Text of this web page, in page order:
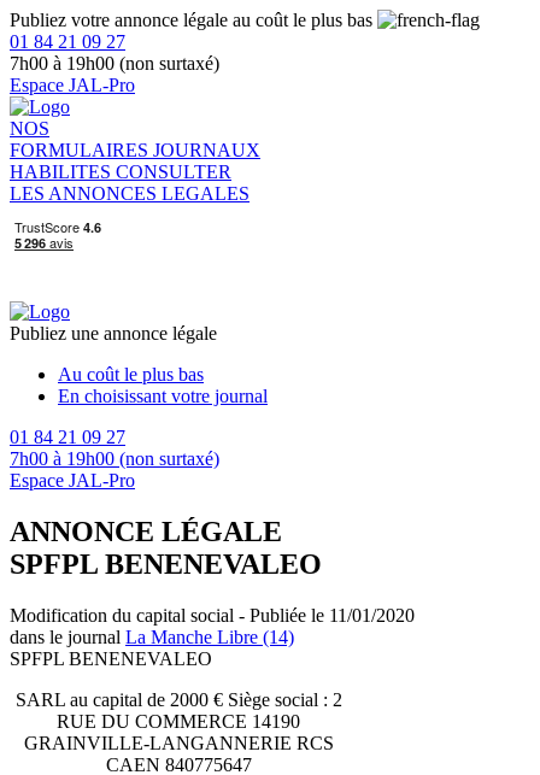
Publiez votre annonce légale au coût le plus bas
01 84 21 09 27
7h00 à 19h00 (non surtaxé)
Espace JAL-Pro
NOS
FORMULAIRES JOURNAUX
HABILITES CONSULTER
LES ANNONCES LEGALES
Publiez une annonce légale
Au coût le plus bas
En choisissant votre journal
01 84 21 09 27
7h00 à 19h00 (non surtaxé)
Espace JAL-Pro
ANNONCE LÉGALE
SPFPL BENENEVALEO
Modification du capital social - Publiée le 11/01/2020
dans le journal La Manche Libre (14)
SPFPL BENENEVALEO
SARL au capital de 2000 € Siège social : 2
RUE DU COMMERCE 14190
GRAINVILLE-LANGANNERIE RCS
CAEN 840775647